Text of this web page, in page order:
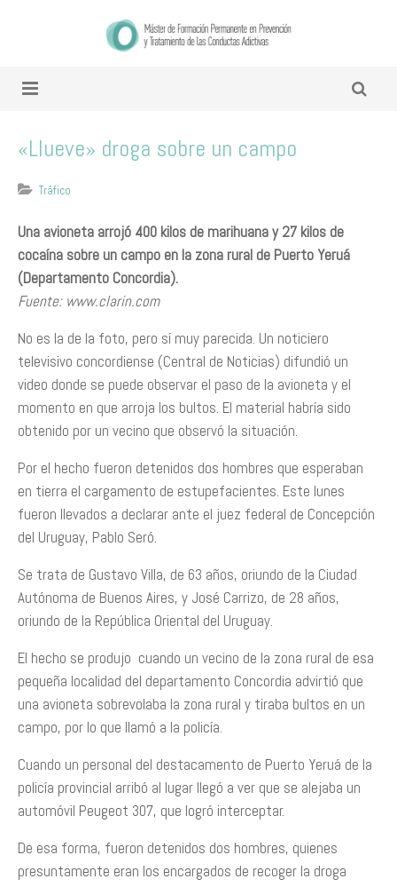
«Llueve» droga sobre un campo
Tráfico
Una avioneta arrojó 400 kilos de marihuana y 27 kilos de
cocaína sobre un campo en la zona rural de Puerto Yeruá
(Departamento Concordia).
Fuente: www.clarin.com
No es la de la foto, pero sí muy parecida. Un noticiero
televisivo concordiense (Central de Noticias) difundió un
video donde se puede observar el paso de la avioneta y el
momento en que arroja los bultos. El material habría sido
obtenido por un vecino que observó la situación.
Por el hecho fueron detenidos dos hombres que esperaban
en tierra el cargamento de estupefacientes. Este lunes
fueron llevados a declarar ante el juez federal de Concepción
del Uruguay, Pablo Seró.
Se trata de Gustavo Villa, de 63 años, oriundo de la Ciudad
Autónoma de Buenos Aires, y José Carrizo, de 28 años,
oriundo de la República Oriental del Uruguay.
El hecho se produjo cuando un vecino de la zona rural de esa
pequeña localidad del departamento Concordia advirtió que
una avioneta sobrevolaba la zona rural y tiraba bultos en un
campo, por lo que llamó a la policía.
Cuando un personal del destacamento de Puerto Yeruá de la
policía provincial arribó al lugar llegó a ver que se alejaba un
automóvil Peugeot 307, que logró interceptar.
De esa forma, fueron detenidos dos hombres, quienes
presuntamente eran los encargados de recoger la droga